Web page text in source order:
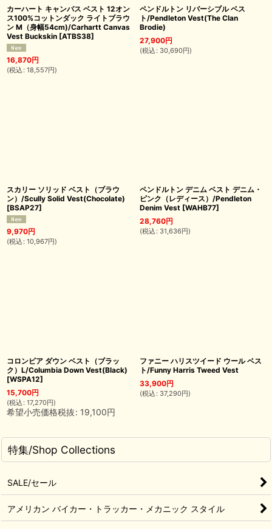
カーハート キャンバス ベスト 12オン
ス100%コットンダック ライトブラウ
ン M（身幅54cm)/Carhartt Canvas
Vest Buckskin [ATBS38]
16,870円
(税込 : 18,557円)
ペンドルトン リバーシブル ベス
ト/Pendleton Vest(The Clan
Brodie)
27,900円
(税込 : 30,690円)
スカリー ソリッド ベスト（ブラウ
ン）/Scully Solid Vest(Chocolate)
[BSAP27]
9,970円
(税込 : 10,967円)
ペンドルトン デニム ベスト デニム・
ピンク（レディース）/Pendleton
Denim Vest [WAHB77]
28,760円
(税込 : 31,636円)
コロンビア ダウン ベスト（ブラッ
ク）L/Columbia Down Vest(Black)
[WSPA12]
15,700円
(税込 : 17,270円)
希望小売価格税抜: 19,100円
ファニー ハリスツイード ウール ベス
ト/Funny Harris Tweed Vest
33,900円
(税込 : 37,290円)
特集/Shop Collections
SALE/セール
アメリカン バイカー・トラッカー・メカニック スタイル